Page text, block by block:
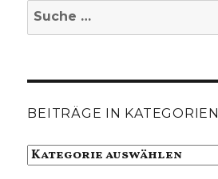
Suche
nach:
BEITRÄGE IN KATEGORIEN
Beiträge